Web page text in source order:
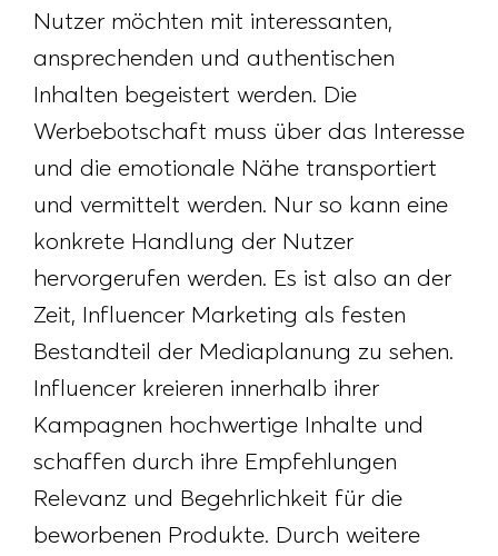
Nutzer möchten mit interessanten,
ansprechenden und authentischen
Inhalten begeistert werden. Die
Werbebotschaft muss über das Interesse
und die emotionale Nähe transportiert
und vermittelt werden. Nur so kann eine
konkrete Handlung der Nutzer
hervorgerufen werden. Es ist also an der
Zeit, Influencer Marketing als festen
Bestandteil der Mediaplanung zu sehen.
Influencer kreieren innerhalb ihrer
Kampagnen hochwertige Inhalte und
schaffen durch ihre Empfehlungen
Relevanz und Begehrlichkeit für die
beworbenen Produkte. Durch weitere